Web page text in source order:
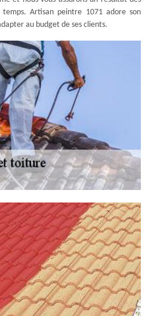
temps. Artisan peintre 1071 adore son
au budget de ses clients.